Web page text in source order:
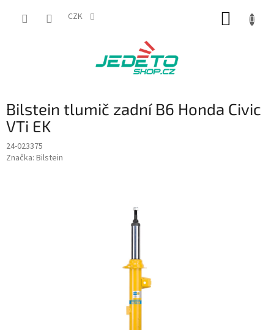
CZK
Bilstein tlumič zadní B6 Honda Civic
VTi EK
24-023375
Značka: Bilstein